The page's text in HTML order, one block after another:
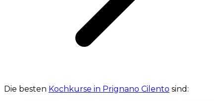
Die besten Kochkurse in Prignano Cilento sind: